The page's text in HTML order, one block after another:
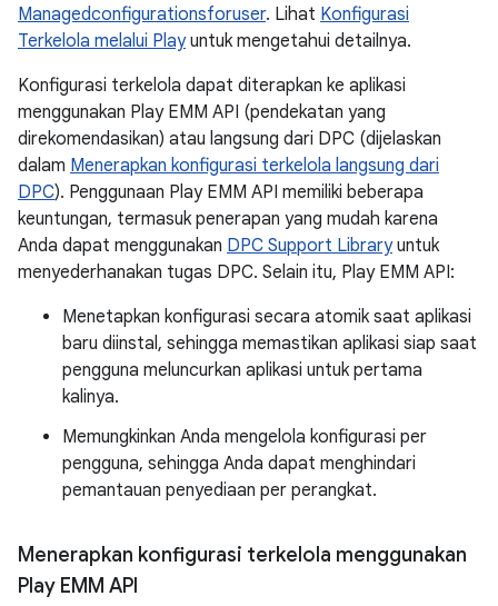
Managedconfigurationsforuser. Lihat Konfigurasi
Terkelola melalui Playuntuk mengetahui detailnya.
Konfigurasi terkelola dapat diterapkan ke aplikasi
menggunakan Play EMM API (pendekatan yang
direkomendasikan) atau langsung dari DPC (dijelaskan
dalam Menerapkan konfigurasi terkelola langsung dari
DPC). Penggunaan Play EMM API memiliki beberapa
keuntungan, termasuk penerapan yang mudah karena
Anda dapat menggunakan DPC Support Libraryuntuk
menyederhanakan tugas DPC. Selain itu, Play EMM API:
Menetapkan konfigurasi secara atomik saat aplikasi
baru diinstal, sehingga memastikan aplikasi siap saat
pengguna meluncurkan aplikasi untuk pertama
kalinya.
Memungkinkan Anda mengelola konfigurasi per
pengguna, sehingga Anda dapat menghindari
pemantauan penyediaan per perangkat.
Menerapkan konfigurasi terkelola menggunakan
Play EMM API